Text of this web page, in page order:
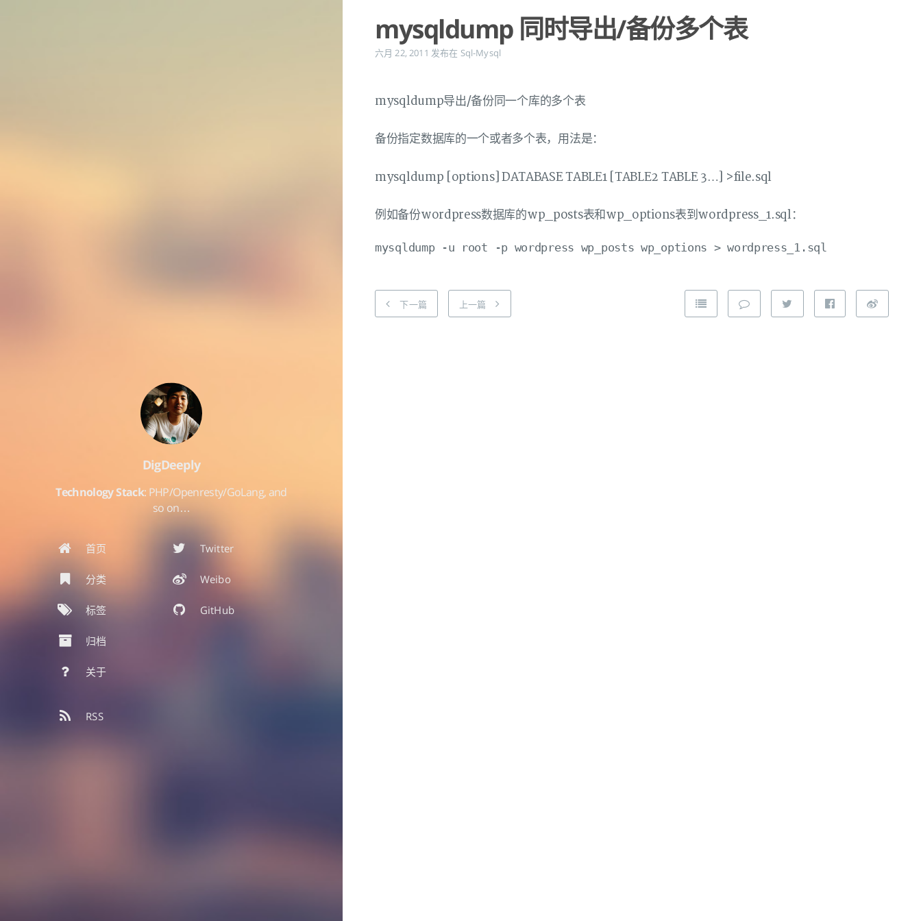
DigDeeply
Technology Stack: PHP/Openresty/GoLang, and
so on…
首页
分类
标签
归档
关于
Twitter
Weibo
GitHub
RSS
mysqldump 同时导出/备份多个表
六月 22, 2011 发布在 Sql-Mysql
mysqldump导出/备份同一个库的多个表
备份指定数据库的一个或者多个表，用法是：
mysqldump [options] DATABASE TABLE1 [TABLE2 TABLE 3…] >file.sql
例如备份wordpress数据库的wp_posts表和wp_options表到wordpress_1.sql：
下一篇 上一篇